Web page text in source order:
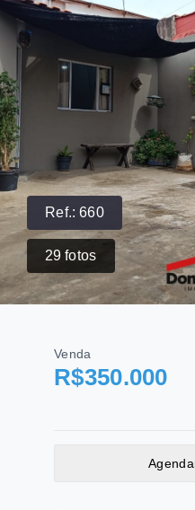
Ref.:660
29 fotos
Venda
R$350.000